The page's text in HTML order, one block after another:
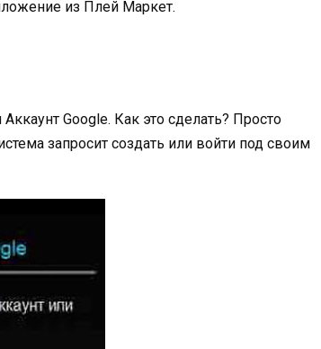
из Плей Маркет.
Google. Как это сделать? Просто
запросит создать или войти под своим